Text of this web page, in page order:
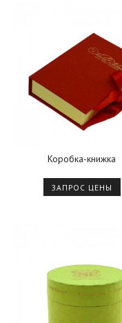
Коробка-книжка
ЗАПРОС ЦЕНЫ